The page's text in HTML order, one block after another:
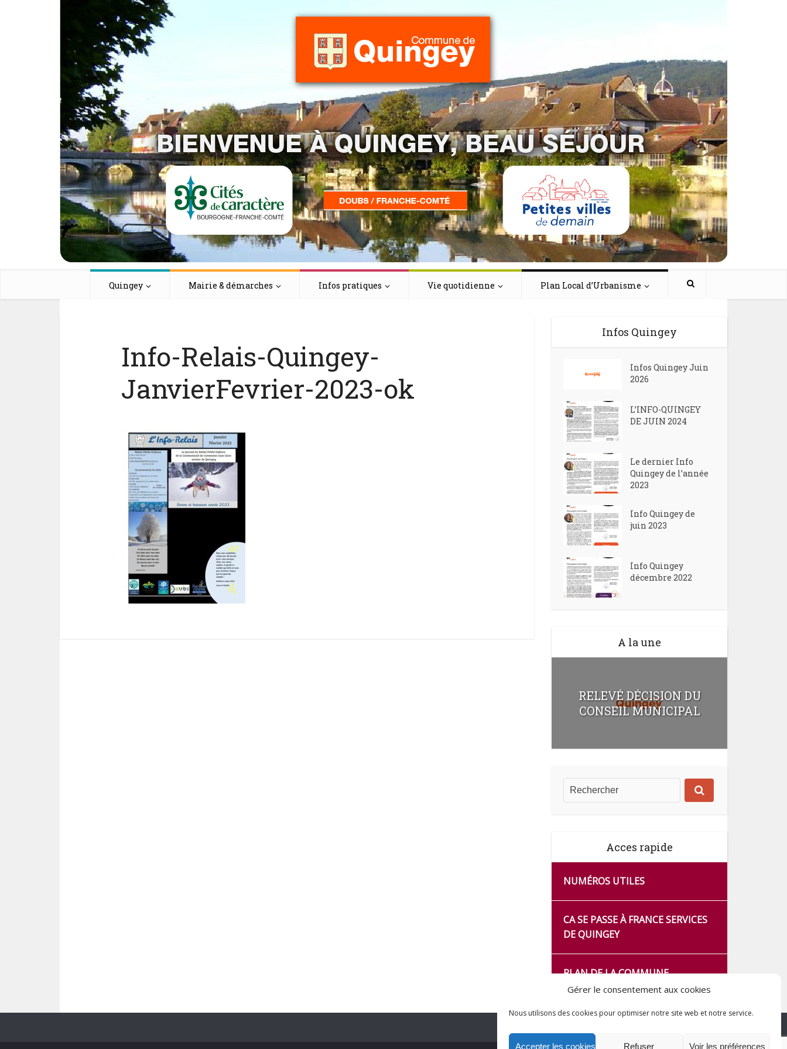
Gérer le consentement aux cookies
Nous utilisons des cookies pour optimiser notre site web et notre service.
Accepter les cookies Refuser Voir les préférences
Quingey Mairie & démarches Infos pratiques Vie quotidienne Plan Local d’Urbanisme
Info-Relais-Quingey-
JanvierFevrier-2023-ok
Infos Quingey
Infos Quingey Juin
2026
L’INFO-QUINGEY
DE JUIN 2024
Le dernier Info
Quingey de l’année
2023
Info Quingey de
juin 2023
Info Quingey
décembre 2022
A la une
RELEVÉ DÉCISION DU
CONSEIL MUNICIPAL
Acces rapide
NUMÉROS UTILES
CA SE PASSE À FRANCE SERVICES
DE QUINGEY
PLAN DE LA COMMUNE